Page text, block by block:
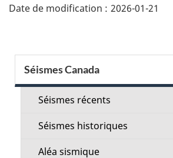
page"
Date de modification : 2026-01-21
Menu
de
Séismes Canada
Séismes récents
Séismes historiques
Aléa sismique